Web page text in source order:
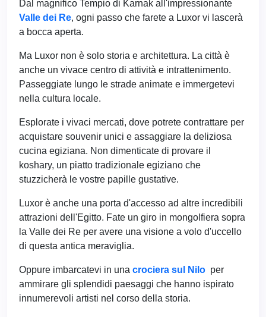
Dal magnifico Tempio di Karnak all'impressionante
Valle dei Re, ogni passo che farete a Luxor vi lascerà
a bocca aperta.
Ma Luxor non è solo storia e architettura. La città è
anche un vivace centro di attività e intrattenimento.
Passeggiate lungo le strade animate e immergetevi
nella cultura locale.
Esplorate i vivaci mercati, dove potrete contrattare per
acquistare souvenir unici e assaggiare la deliziosa
cucina egiziana. Non dimenticate di provare il
koshary, un piatto tradizionale egiziano che
stuzzicherà le vostre papille gustative.
Luxor è anche una porta d'accesso ad altre incredibili
attrazioni dell'Egitto. Fate un giro in mongolfiera sopra
la Valle dei Re per avere una visione a volo d'uccello
di questa antica meraviglia.
Oppure imbarcatevi in una crociera sul Nilo per
ammirare gli splendidi paesaggi che hanno ispirato
innumerevoli artisti nel corso della storia.